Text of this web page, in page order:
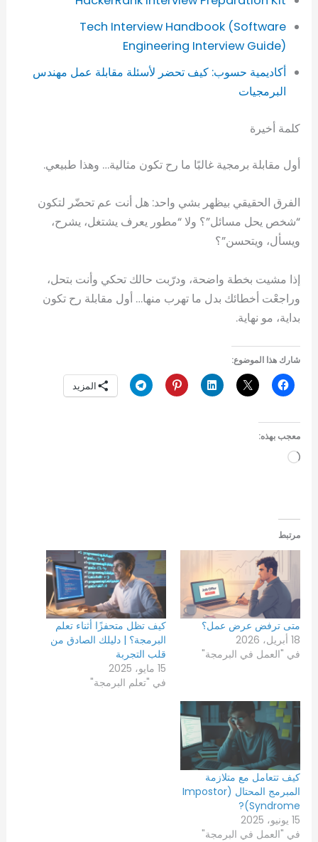
Tech Interview Handbook (Software
Engineering Interview Guide)
أكاديمية حسوب: كيف تحضر لأسئلة مقابلة عمل مهندس
البرمجيات
كلمة أخيرة
أول مقابلة برمجية غالبًا ما رح تكون مثالية… وهذا طبيعي.
الفرق الحقيقي بيظهر بشي واحد: هل أنت عم تحضّر لتكون
“شخص يحل مسائل”؟ ولا “مطور يعرف يشتغل، يشرح،
ويسأل، ويتحسن”؟
إذا مشيت بخطة واضحة، ودرّبت حالك تحكي وأنت بتحل،
وراجعْت أخطائك بدل ما تهرب منها… أول مقابلة رح تكون
بداية، مو نهاية.
شارك هذا الموضوع:
المزيد
معجب بهذه:
جاري
مرتبط
متى ترفض عرض عمل؟
18 أبريل، 2026
في "العمل في البرمجة"
كيف تظل متحفزًا أثناء تعلم
البرمجة؟ | دليلك الصادق من
قلب التجربة
15 مايو، 2025
في "تعلم البرمجة"
كيف تتعامل مع متلازمة
المبرمج المحتال (Impostor
Syndrome)?
15 يونيو، 2025
في "العمل في البرمجة"